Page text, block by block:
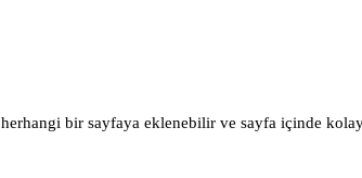
bir sayfaya eklenebilir ve sayfa içinde